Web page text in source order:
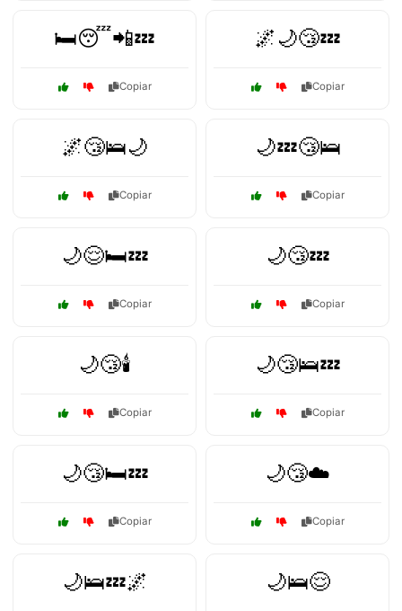
🛏️😴📲💤
Copiar
🌌🌙😴💤
Copiar
🌌😴🛌🌙
Copiar
🌙💤😴🛌
Copiar
🌙😌🛏️💤
Copiar
🌙😴💤
Copiar
🌙😴🕯️
Copiar
🌙😴🛌💤
Copiar
🌙😴🛏️💤
Copiar
🌙😴☁️
Copiar
🌙🛌💤🌌 🌙🛌😌